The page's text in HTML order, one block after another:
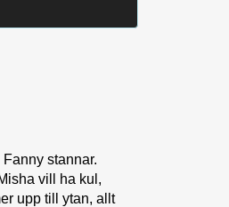
stannar.
vill ha kul,
upp till ytan, allt